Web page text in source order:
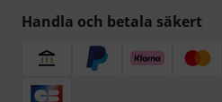
Handla och betala säkert